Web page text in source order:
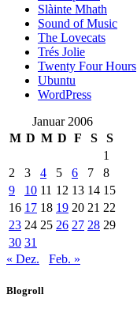
Slàinte Mhath
Sound of Music
The Lovecats
Trés Jolie
Twenty Four Hours
Ubuntu
WordPress
Januar 2006
M D M D F S
S
1
2
3 4 5 6 7
8
9
10 11 12 13 14 15
16 17 18 19 20 21 22
23 24 25 26 27 28 29
30 31
« Dez.
Feb. »
Blogroll